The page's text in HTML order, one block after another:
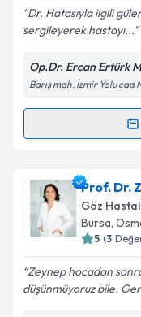
E-posta
Kişisel
Metni'ni
kapsamda
Dr. Hatasıyla ilgili
sergileyerek hastayı...
Op.Dr. Ercan Ertürk
Barış mah. İzmir Yolu cad
Randevu
Op. Dr. Ercan
oluşturun. Size
takvim
Prof. Dr.
Göz
Bursa,
5 (3
Zeynep hocadan
düşünmüyoruz bile.